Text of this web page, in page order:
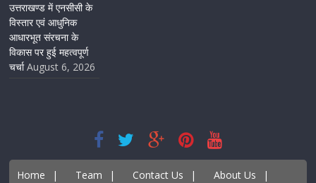
उत्तराखण्ड में एनसीसी के
विस्तार एवं आधुनिक
आधारभूत संरचना के
विकास पर हुई महत्वपूर्ण
चर्चा August 6, 2026
Home | Team | Contact Us | About Us |